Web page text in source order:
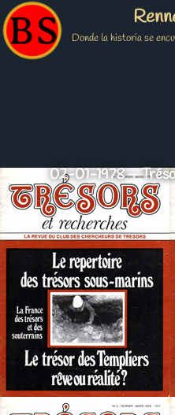
Donde la historia se
02-01-1978 –